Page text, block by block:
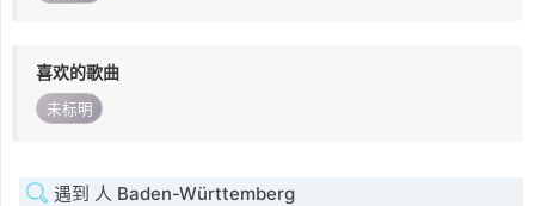
喜欢的歌曲
未标明
遇到 人 Baden-Württemberg